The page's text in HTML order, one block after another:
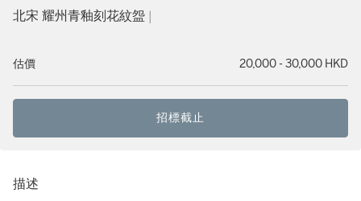
北宋 耀州青釉刻花紋盌 |
估價 20,000 - 30,000 HKD
招標截止
描述